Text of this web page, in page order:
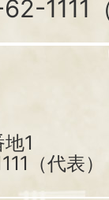
1111
1
（代表）